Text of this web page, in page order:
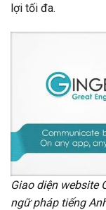
lợi tối đa.
Giao diện website
ngữ pháp tiếng